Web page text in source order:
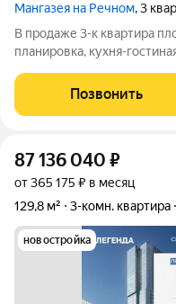
Мангазея на Речном, 3
В продаже 3-к квартира
планировка, кухня-
этажного дома. Стоимость
экономия составит 8 563
Позвонить
87 136 040 ₽
от 365 175 ₽ в месяц
129,8 м²
3-комн. квартира
новостройка